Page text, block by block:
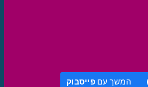
המשך עםפייסבוק